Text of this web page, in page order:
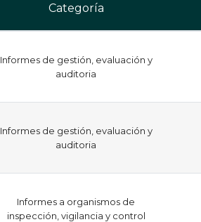
Categoría
Informes de gestión, evaluación y
auditoria
Informes de gestión, evaluación y
auditoria
Informes a organismos de
inspección, vigilancia y control